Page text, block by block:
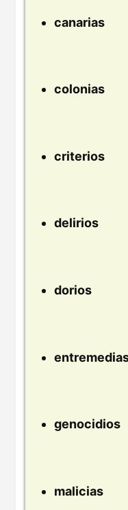
canarias
colonias
criterios
delirios
dorios
genocidios
malicias